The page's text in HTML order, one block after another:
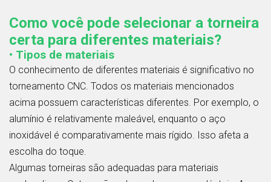
Como você pode selecionar a torneira
certa para diferentes materiais?
• Tipos de materiais
O conhecimento de diferentes materiais é significativo no
torneamento CNC. Todos os materiais mencionados
acima possuem características diferentes. Por exemplo, o
alumínio é relativamente maleável, enquanto o aço
inoxidável é comparativamente mais rígido. Isso afeta a
escolha do toque.
Algumas torneiras são adequadas para materiais